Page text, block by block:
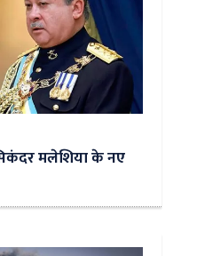
मलेशिया के नए